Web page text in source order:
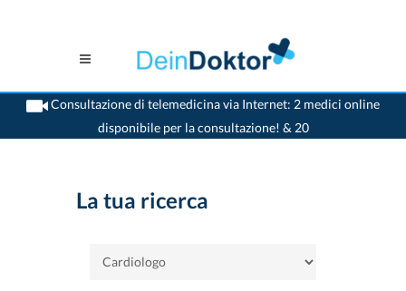
Consultazione di telemedicina via Internet: 2 medici online
disponibile per la consultazione! & 20
>Casa>Cardiologo
La tua ricerca